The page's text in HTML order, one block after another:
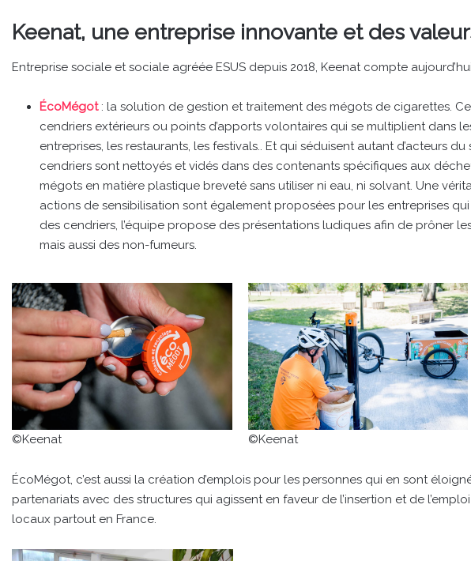
Keenat, une entreprise innovante et des
Entreprise sociale et sociale agréée ESUS depuis 2018, Keenat compte
ÉcoMégot : la solution de gestion et traitement des mégots de cigarettes.
cendriers extérieurs ou points d’apports volontaires qui se multiplient dans
entreprises, les restaurants, les festivals.. Et qui séduisent autant d’acteurs
cendriers sont nettoyés et vidés dans des contenants spécifiques aux
mégots en matière plastique breveté sans utiliser ni eau, ni solvant. Une
actions de sensibilisation sont également proposées pour les entreprises
des cendriers, l’équipe propose des présentations ludiques afin de prôner
mais aussi des non-fumeurs.
©Keenat ©Keenat
ÉcoMégot, c’est aussi la création d’emplois pour les personnes qui en sont
partenariats avec des structures qui agissent en faveur de l’insertion et de
locaux partout en France.